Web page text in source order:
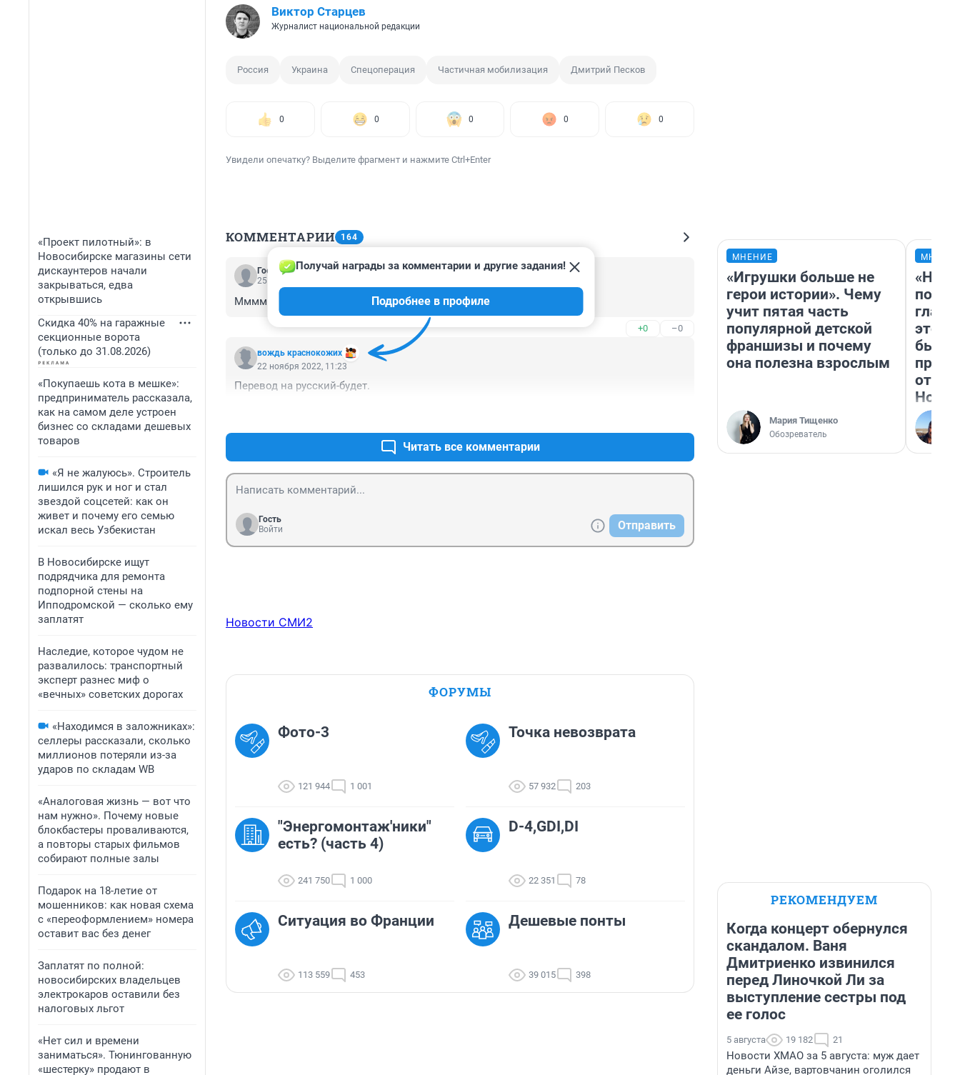
«Проект пилотный»: в
Новосибирске магазины сети
дискаунтеров начали
закрываться, едва
открывшись
Скидка 40% на гаражные
секционные ворота
(только до 31.08.2026)
«Покупаешь кота в мешке»:
предприниматель рассказала,
как на самом деле устроен
бизнес со складами дешевых
товаров
«Я не жалуюсь». Строитель
лишился рук и ног и стал
звездой соцсетей: как он
живет и почему его семью
искал весь Узбекистан
В Новосибирске ищут
подрядчика для ремонта
подпорной стены на
Ипподромской — сколько ему
заплатят
Наследие, которое чудом не
развалилось: транспортный
эксперт разнес миф о
«вечных» советских дорогах
«Находимся в заложниках»:
селлеры рассказали, сколько
миллионов потеряли из-за
ударов по складам WB
«Аналоговая жизнь — вот что
нам нужно». Почему новые
блокбастеры проваливаются,
а повторы старых фильмов
собирают полные залы
Подарок на 18-летие от
мошенников: как новая схема
с «переоформлением» номера
оставит вас без денег
Заплатят по полной:
новосибирских владельцев
электрокаров оставили без
налоговых льгот
«Нет сил и времени
заниматься». Тюнингованную
«шестерку» продают в
Виктор Старцев
Журналист национальной редакции
Россия Украина Спецоперация Частичная мобилизация Дмитрий Песков
0 0 0 0 0
Увидели опечатку? Выделите фрагмент и нажмите Ctrl+Enter
КОММЕНТАРИИ 164
Гость
25 ноября 2022, 16:31
Мммм народ, а кто это?
+0 –0
вождь краснокожих
Получай награды за комментарии и другие задания!
Подробнее в профиле
22 ноября 2022, 11:23
Перевод на русский-будет.
Читать все комментарии
Гость
Войти
Отправить
Новости СМИ2
ФОРУМЫ
Фото-3
121 944 1 001
Точка невозврата
57 932 203
"Энергомонтаж'ники"
есть? (часть 4)
241 750 1 000
D-4,GDI,DI
22 351 78
Ситуация во Франции
113 559 453
Дешевые понты
39 015 398
МНЕНИЕ
«Игрушки больше не
герои истории». Чему
учит пятая часть
популярной детской
франшизы и почему
она полезна взрослым
Мария Тищенко
Обозреватель
этого
бьет
РЕКОМЕНДУЕМ
Когда концерт обернулся
скандалом. Ваня
Дмитриенко извинился
перед Линочкой Ли за
выступление сестры под
ее голос
5 августа 19 182 21
Новости ХМАО за 5 августа: муж дает
деньги Айзе, вартовчанин оголился